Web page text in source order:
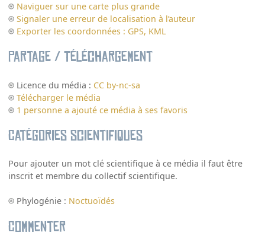
Naviguer sur une carte plus grande
Signaler une erreur de localisation à l’auteur
Exporter les coordonnées : GPS, KML
Partage / Téléchargement
Licence du média : CC by-nc-sa
Télécharger le média
1 personne a ajouté ce média à ses favoris
Catégories scientifiques
Pour ajouter un mot clé scientifique à ce média il faut être
inscrit et membre du collectif scientifique.
Phylogénie : Noctuoïdés
Commenter